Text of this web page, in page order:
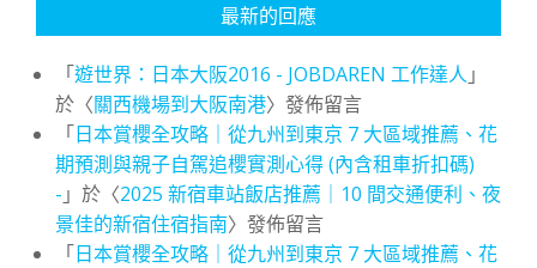
最新的回應
「遊世界：日本大阪2016 - JOBDAREN 工作達人 」
於〈關西機場到大阪南港〉發佈留言
「日本賞櫻全攻略｜從九州到東京 7 大區域推薦、花
期預測與親子自駕追櫻實測心得 (內含租車折扣碼)
- 」於〈2025 新宿車站飯店推薦｜10 間交通便利、夜
景佳的新宿住宿指南〉發佈留言
「日本賞櫻全攻略｜從九州到東京 7 大區域推薦、花